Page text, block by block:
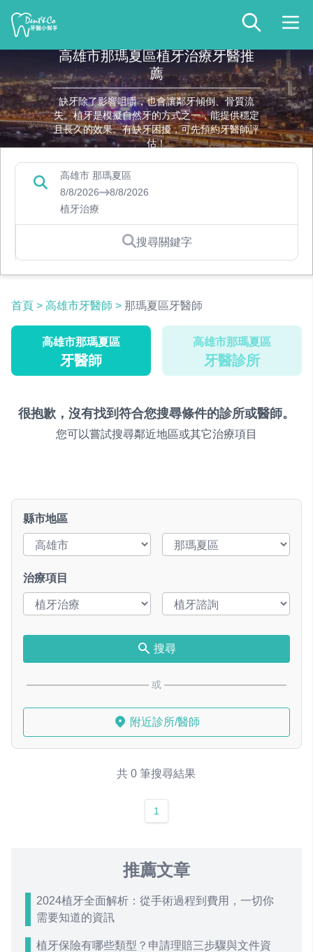
高雄市那瑪夏區植牙治療牙醫推
薦
缺牙除了影響咀嚼，也會讓鄰牙傾倒、骨質流
失。植牙是模擬自然牙的方式之一，能提供穩定
且長久的效果。有缺牙困擾，可先預約牙醫師評
估！
高雄市 那瑪夏區
8/8/2026
8/8/2026
植牙治療
搜尋關鍵字
首頁 > 高雄市牙醫師 > 那瑪夏區牙醫師
高雄市那瑪夏區
牙醫師
高雄市那瑪夏區
牙醫診所
很抱歉，沒有找到符合您搜尋條件的診所或醫師。
您可以嘗試搜尋鄰近地區或其它治療項目
縣市地區
治療項目
搜尋
或
附近診所/醫師
共 0 筆搜尋結果
1
推薦文章
2024植牙全面解析：從手術過程到費用，一切你
需要知道的資訊
植牙保險有哪些類型？申請理賠三步驟與文件資